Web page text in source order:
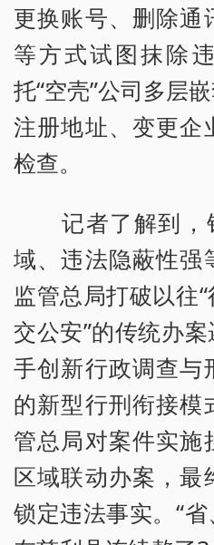
更换账号、删除通
等方式试图抹除
托“空壳”公司多层
注册地址、变更企
检查。
记者了解到，
域、违法隐蔽性强
监管总局打破以往
交公安”的传统办
手创新行政调查与
的新型行刑衔接模
管总局对案件实施
区域联动办案，最
锁定违法事实。“